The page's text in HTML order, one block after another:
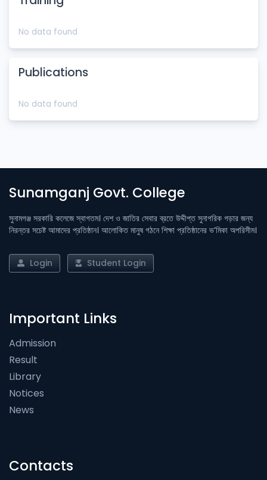
No data found
Publications
No data found
Sunamganj Govt. College
সুনামগঞ্জ সরকারি কলেজে স্বাগতম। দেশ ও জাতির সেবার ব্রতে উদ্দীপ্ত সুনাগরিক গড়ার জন্য
নিরন্তর সচেষ্ট আমাদের প্রতিষ্ঠান। আলোকিত মানুষ গঠনে শিক্ষা প্রতিষ্ঠানের ভ’মিকা অপরিসীম।
Login Student Login
Important Links
Admission
Result
Library
Notices
News
Contacts